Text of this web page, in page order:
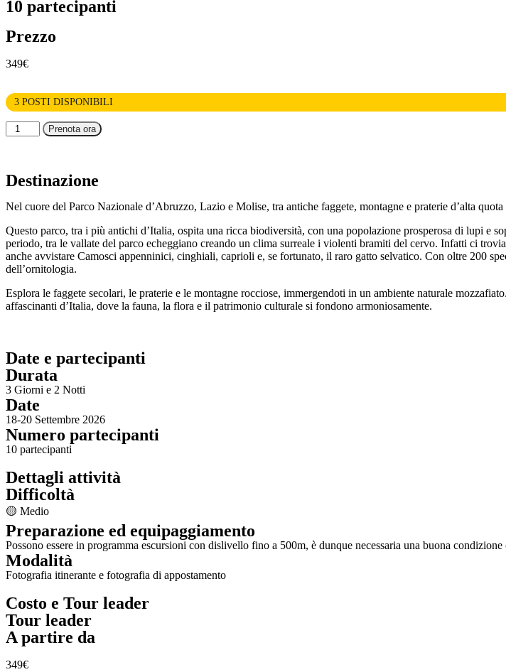
10 partecipanti
Prezzo
349€
3 POSTI DISPONIBILI
Prenota ora
Destinazione
Nel cuore del Parco Nazionale d’Abruzzo, Lazio e Molise, tra antiche faggete, montagne e praterie d’alta
Questo parco, tra i più antichi d’Italia, ospita una ricca biodiversità, con una popolazione prosperosa di lupi e
periodo, tra le vallate del parco echeggiano creando un clima surreale i violenti bramiti del cervo. Infatti ci
anche avvistare Camosci appenninici, cinghiali, caprioli e, se fortunato, il raro gatto selvatico. Con oltre 200
dell’ornitologia.
Esplora le faggete secolari, le praterie e le montagne rocciose, immergendoti in un ambiente naturale
affascinanti d’Italia, dove la fauna, la flora e il patrimonio culturale si fondono armoniosamente.
Date e partecipanti
Durata
3 Giorni e 2 Notti
Date
18-20 Settembre 2026
Numero partecipanti
10 partecipanti
Dettagli attività
Difficoltà
🟡 Medio
Preparazione ed equipaggiamento
Possono essere in programma escursioni con dislivello fino a 500m, è dunque necessaria una buona
Modalità
Fotografia itinerante e fotografia di appostamento
Costo e Tour leader
Tour leader
A partire da
349€